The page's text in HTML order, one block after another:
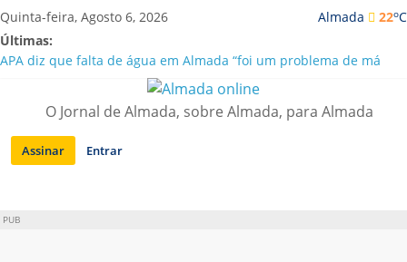
Saltar
para
conteúdo
Almada 22oC
Quinta-feira, Agosto 6, 2026
Últimas:
APA diz que falta de água em Almada “foi um problema de má
Laranjeiro | Cultura pop asiática invade a Casa Amarela
Ponte 25 de Abril celebra 60 anos com programa cultural entre
Lisboa e Almada
Situação de alerta em Almada renovada até final de Agosto
O Jornal de Almada, sobre Almada, para Almada
Assinar Entrar
PUB